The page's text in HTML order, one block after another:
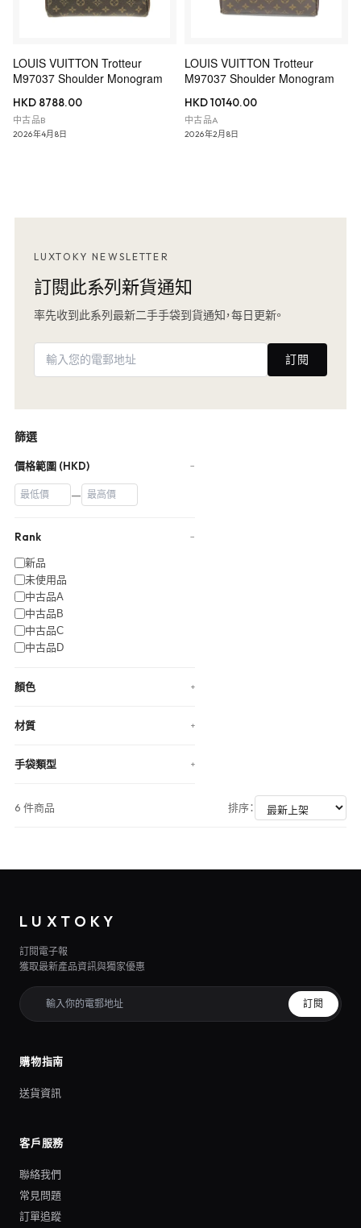
LOUIS VUITTON Trotteur
M97037 Shoulder Monogram
HKD 8788.00
中古品B
2026年4月8日
LOUIS VUITTON Trotteur
M97037 Shoulder Monogram
HKD 10140.00
中古品A
2026年2月8日
LUXTOKY NEWSLETTER
訂閱此系列新貨通知
率先收到此系列最新二手手袋到貨通知，每日更新。
訂閱
篩選
價格範圍 (HKD) −
—
Rank −
新品
未使用品
中古品A
中古品B
中古品C
中古品D
顏色 +
材質 +
手袋類型 +
6 件商品 排序：
LUXTOKY
訂閱電子報
獲取最新產品資訊與獨家優惠
訂閱
購物指南
送貨資訊
客戶服務
聯絡我們
常見問題
訂單追蹤